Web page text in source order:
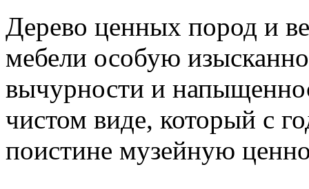
Дерево ценных пород и
мебели особую
вычурности и
чистом виде, который с
поистине музейную